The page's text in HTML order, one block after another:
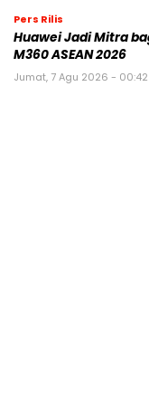
Pers Rilis
Huawei Jadi Mitra
M360 ASEAN 2026
Jumat, 7 Agu 2026 - 00:42